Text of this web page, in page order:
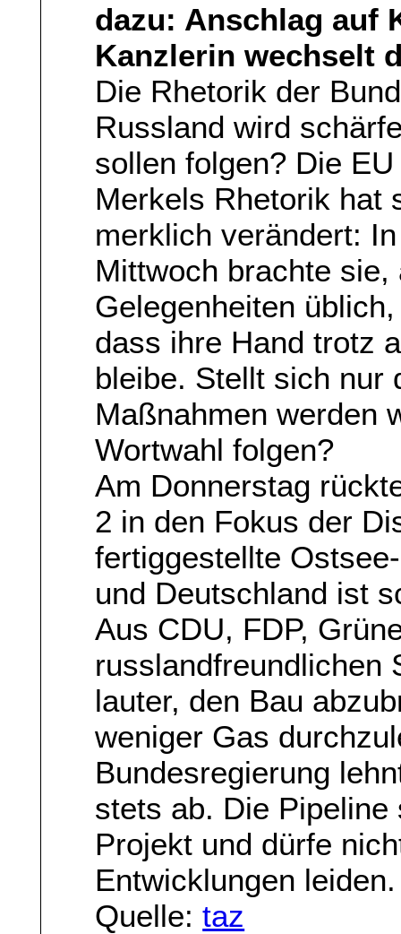
dazu: Anschlag auf
Kanzlerin wechselt
Die Rhetorik der
Russland wird
sollen folgen? Die
Merkels Rhetorik hat
merklich verändert:
Mittwoch brachte
Gelegenheiten
dass ihre Hand trotz
bleibe. Stellt sich nur
Maßnahmen werden
Wortwahl folgen?
Am Donnerstag
2 in den Fokus der
fertiggestellte
und Deutschland ist
Aus CDU, FDP,
russlandfreundlichen
lauter, den Bau
weniger Gas
Bundesregierung
stets ab. Die
Projekt und dürfe
Entwicklungen leiden.
Quelle:taz